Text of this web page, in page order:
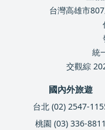
台灣高雄市
統
交觀綜
國內外旅遊
台北 (02) 2547-
桃園 (03) 336-8811